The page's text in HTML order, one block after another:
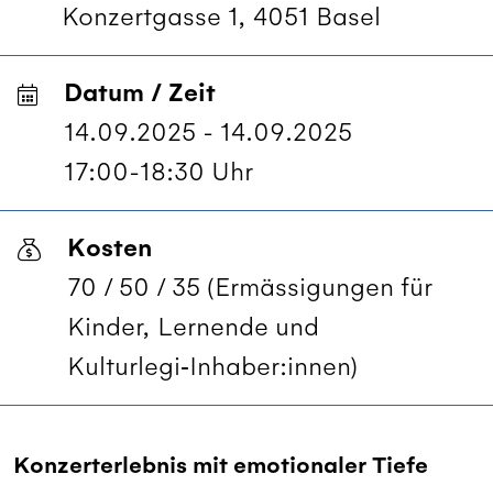
Konzertgasse 1, 4051 Basel
Datum / Zeit
14.09.2025 - 14.09.2025
17:00-18:30 Uhr
Kosten
70 / 50 / 35 (Ermässigungen für
Kinder, Lernende und
Kulturlegi‑Inhaber:innen)
Konzerterlebnis mit emotionaler Tiefe